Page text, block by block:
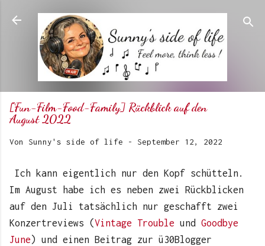
Direkt zum Hauptbereich
[Fun-Film-Food-Family] Rückblick auf den
August 2022
Von Sunny's side of life - September 12, 2022
Ich kann eigentlich nur den Kopf schütteln.
Im August habe ich es neben zwei Rückblicken
auf den Juli tatsächlich nur geschafft zwei
Konzertreviews (Vintage Trouble und Goodbye
June ) und einen Beitrag zur ü30Blogger